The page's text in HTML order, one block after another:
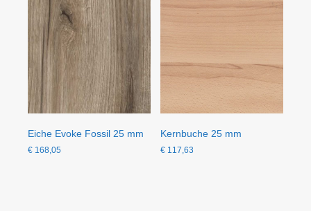
Eiche Evoke Fossil 25 mm
€ 168,05
Kernbuche 25 mm
€ 117,63